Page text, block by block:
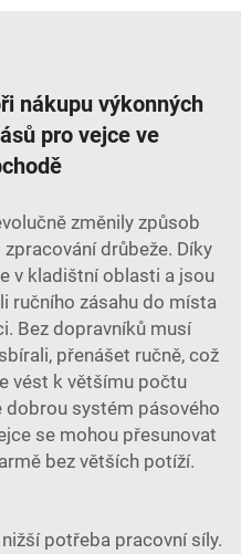
nákupu výkonných
pro vejce ve
změnily způsob
drůbeže. Díky
v kladištní oblasti a jsou
ručního zásahu do místa
Bez dopravníků musí
přenášet ručně, což
vést k většímu počtu
dobrou systém pásového
se mohou přesunovat
bez větších potíží.
potřeba pracovní síly.